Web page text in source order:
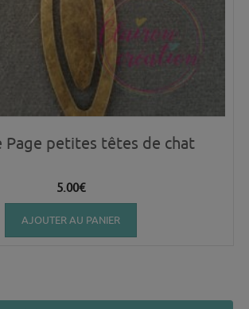
Page petites têtes de chat
5.00€
AJOUTER AU PANIER